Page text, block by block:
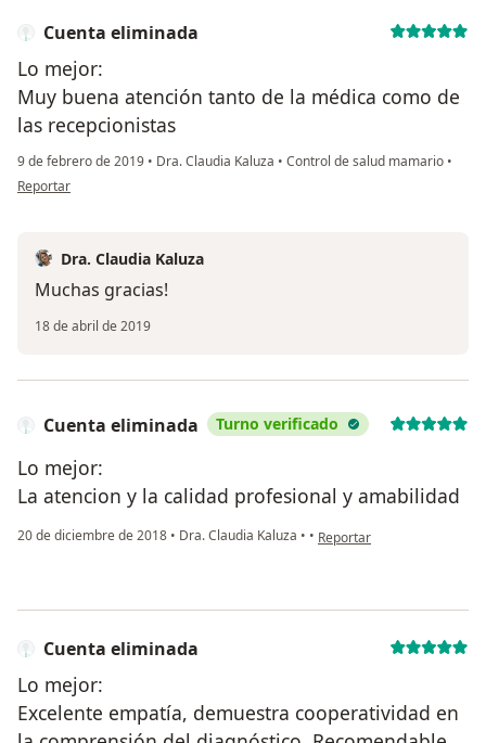
Cuenta eliminada
Lo mejor:
Muy buena atención tanto de la médica como de
las recepcionistas
9 de febrero de 2019 • Dra. Claudia Kaluza • Control de salud mamario •
en opinión del usuario Cuenta eliminada
Reportar
Dra. Claudia Kaluza
Muchas gracias!
18 de abril de 2019
Cuenta eliminada Turno verificado
Lo mejor:
La atencion y la calidad profesional y amabilidad
20 de diciembre de 2018 • Dra. Claudia Kaluza • • en opinión del usuario
Reportar
Cuenta eliminada
Lo mejor:
Excelente empatía, demuestra cooperatividad en